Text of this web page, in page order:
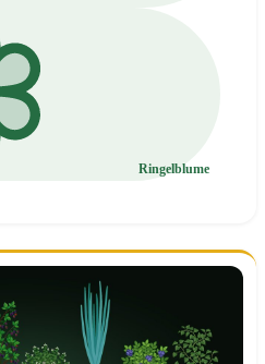
Ringelblume